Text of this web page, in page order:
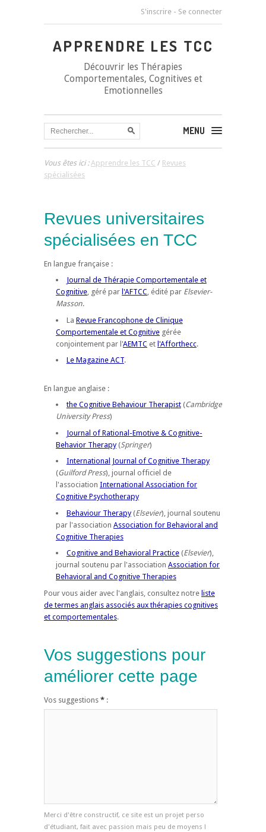
S'inscrire - Se connecter
APPRENDRE LES TCC
Découvrir les Thérapies
Comportementales, Cognitives et
Emotionnelles
MENU
Vous êtes ici :Apprendre les TCC / Revues
spécialisées
Revues universitaires
spécialisées en TCC
En langue française :
Journal de Thérapie Comportementale et
Cognitive, géré par l'AFTCC, édité par Elsevier-
Masson.
La Revue Francophone de Clinique
Comportementale et Cognitive gérée
conjointement par l'AEMTC et l'Afforthecc.
Le Magazine ACT.
En langue anglaise :
the Cognitive Behaviour Therapist(Cambridge
University Press)
Journal of Rational-Emotive & Cognitive-
Behavior Therapy (Springer)
International Journal of Cognitive Therapy
(Guilford Press), journal officiel de
l'association International Association for
Cognitive Psychotherapy
Behaviour Therapy(Elsevier), journal soutenu
par l'association Association for Behavioral and
Cognitive Therapies
Cognitive and Behavioral Practice(Elsevier),
journal soutenu par l'association Association for
Behavioral and Cognitive Therapies
Pour vous aider avec l'anglais, consultez notre liste
de termes anglais associés aux thérapies cognitives
et comportementales.
Vos suggestions pour
améliorer cette page
Vos suggestions * :
Merci d'être constructif, ce site est un projet perso
d'étudiant, fait avec passion mais peu de moyens !